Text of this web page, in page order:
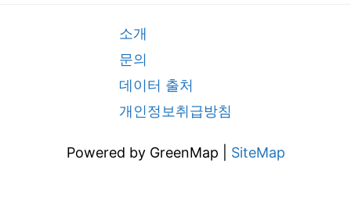
소개
문의
데이터 출처
개인정보취급방침
Powered by GreenMap | SiteMap